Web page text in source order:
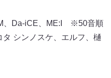
、Da-iCE、ME:I ※50音順
シンノスケ、エルフ、樋